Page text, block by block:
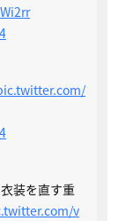
装を直す重
v